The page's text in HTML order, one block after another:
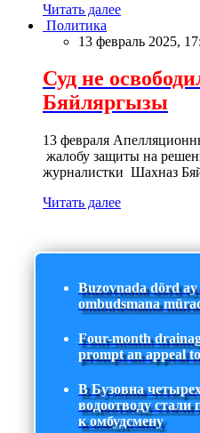
Читать далее
Политика
13 февраль 2025,
Суд не
Бяйляргызы
13 февраля
жалобу защиты на
журналистки Шахназ
Читать далее
Buzovnada dörd
ombudsmana
Four-month
prompt an appeal
В Бузовна
водоотводу
к омбудсмену